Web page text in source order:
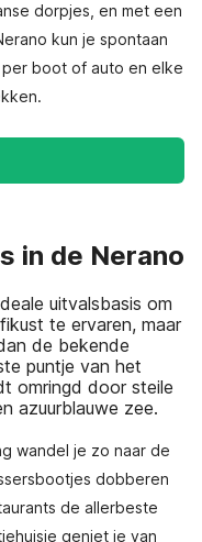
dorpjes, en met een
kun je spontaan
boot of auto en elke
in de Nerano
uitvalsbasis om
te ervaren, maar
de bekende
puntje van het
omringd door steile
azuurblauwe zee.
wandel je zo naar de
dobberen
de allerbeste
geniet je van